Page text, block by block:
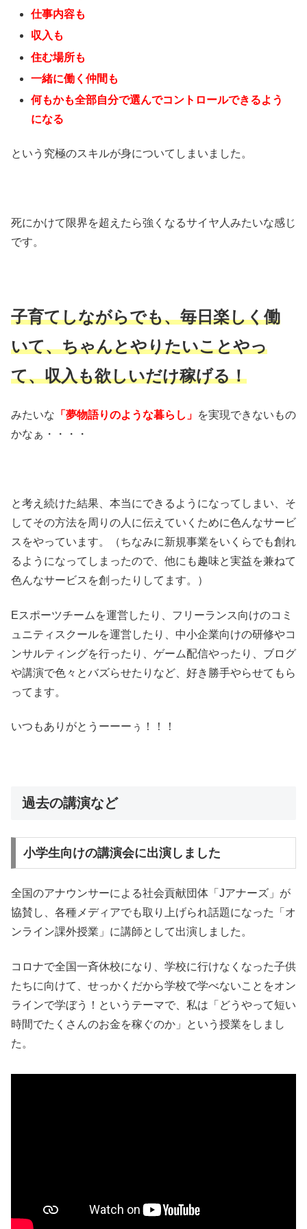
仕事内容も
収入も
住む場所も
一緒に働く仲間も
何もかも全部自分で選んでコントロールできるよう
になる
という究極のスキルが身についてしまいました。
死にかけて限界を超えたら強くなるサイヤ人みたいな感じ
です。
子育てしながらでも、毎日楽しく働
いて、ちゃんとやりたいことやっ
て、収入も欲しいだけ稼げる！
みたいな 「夢物語りのような暮らし」 を実現できないもの
かなぁ・・・・
と考え続けた結果、本当にできるようになってしまい、そ
してその方法を周りの人に伝えていくために色んなサービ
スをやっています。（ちなみに新規事業をいくらでも創れ
るようになってしまったので、他にも趣味と実益を兼ねて
色んなサービスを創ったりしてます。）
Eスポーツチームを運営したり、フリーランス向けのコミ
ュニティスクールを運営したり、中小企業向けの研修やコ
ンサルティングを行ったり、ゲーム配信やったり、ブログ
や講演で色々とバズらせたりなど、好き勝手やらせてもら
ってます。
いつもありがとうーーーぅ！！！
過去の講演など
小学生向けの講演会に出演しました
全国のアナウンサーによる社会貢献団体「Jアナーズ」が
協賛し、各種メディアでも取り上げられ話題になった「オ
ンライン課外授業」に講師として出演しました。
コロナで全国一斉休校になり、学校に行けなくなった子供
たちに向けて、せっかくだから学校で学べないことをオン
ラインで学ぼう！というテーマで、私は「どうやって短い
時間でたくさんのお金を稼ぐのか」という授業をしまし
た。